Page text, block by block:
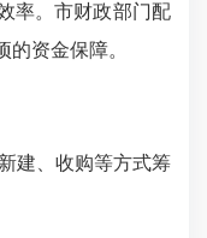
率。市财政部门配
资金保障。
建、收购等方式筹